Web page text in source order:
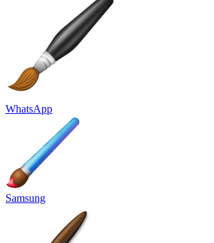
WhatsApp
Samsung